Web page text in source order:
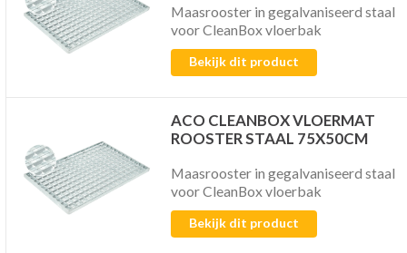
Maasrooster in gegalvaniseerd staal
voor CleanBox vloerbak
Bekijk dit product
ACO CLEANBOX VLOERMAT
ROOSTER STAAL 75X50CM
Maasrooster in gegalvaniseerd staal
voor CleanBox vloerbak
Bekijk dit product